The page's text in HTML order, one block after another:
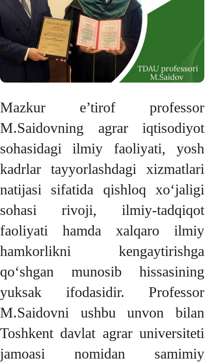
Mazkur e’tirof professor
M.Saidovning agrar iqtisodiyot
sohasidagi ilmiy faoliyati, yosh
kadrlar tayyorlashdagi xizmatlari
natijasi sifatida qishloq xo‘jaligi
sohasi rivoji, ilmiy-tadqiqot
faoliyati hamda xalqaro ilmiy
hamkorlikni kengaytirishga
qo‘shgan munosib hissasining
yuksak ifodasidir. Professor
M.Saidovni ushbu unvon bilan
Toshkent davlat agrar universiteti
jamoasi nomidan samimiy